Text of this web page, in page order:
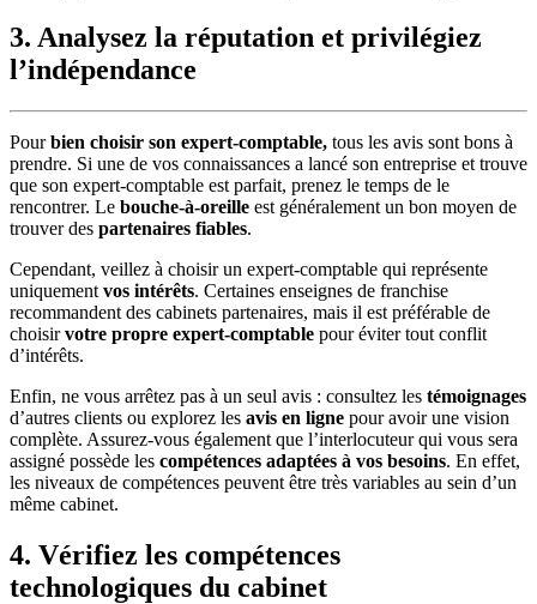
3. Analysez la réputation et privilégiez
l’indépendance
Pourbien choisir son expert-comptable, tous les avis sont bons à
prendre. Si une de vos connaissances a lancé son entreprise et trouve
que son expert-comptable est parfait, prenez le temps de le
rencontrer. Le bouche-à-oreille est généralement un bon moyen de
trouver des partenaires fiables.
Cependant, veillez à choisir un expert-comptable qui représente
uniquement vos intérêts. Certaines enseignes de franchise
recommandent des cabinets partenaires, mais il est préférable de
choisirvotre propre expert-comptable pour éviter tout conflit
d’intérêts.
Enfin, ne vous arrêtez pas à un seul avis : consultez les témoignages
d’autres clients ou explorez les avis en ligne pour avoir une vision
complète. Assurez-vous également que l’interlocuteur qui vous sera
assigné possède les compétences adaptées à vos besoins. En effet,
les niveaux de compétences peuvent être très variables au sein d’un
même cabinet.
4. Vérifiez les compétences
technologiques du cabinet